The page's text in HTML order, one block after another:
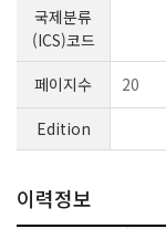
국제분류
(ICS)코드
페이지수
20
Edition
이력정보